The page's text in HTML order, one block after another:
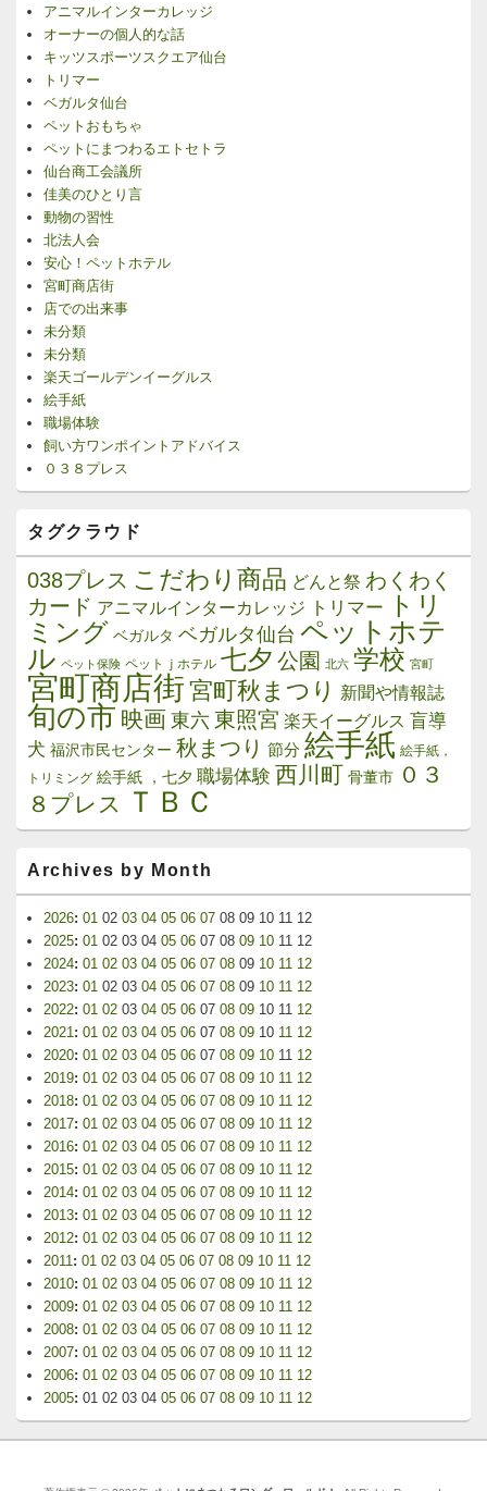
アニマルインターカレッジ
オーナーの個人的な話
キッツスポーツスクエア仙台
トリマー
ベガルタ仙台
ペットおもちゃ
ペットにまつわるエトセトラ
仙台商工会議所
佳美のひとり言
動物の習性
北法人会
安心！ペットホテル
宮町商店街
店での出来事
未分類
未分類
楽天ゴールデンイーグルス
絵手紙
職場体験
飼い方ワンポイントアドバイス
０３８プレス
タグクラウド
038プレス こだわり商品 どんと祭 わくわく
カード アニマルインターカレッジ トリマー
トリ
ミング ベガルタ ベガルタ仙台 ペットホテ
ル ペット保険 ペットｊホテル 七夕 公園 北六 学校 宮町
宮町商店街 宮町秋まつり 新聞や情報誌
旬の市 映画 東六 東照宮 楽天イーグルス 盲導
犬 福沢市民センター 秋まつり 節分 絵手紙 絵手紙，
トリミング 絵手紙 ，七夕 職場体験 西川町 骨董市 ０３
８プレス
ＴＢＣ
Archives by Month
2026: 01 02 03 04 05 06 07 08 09 10 11 12
2025: 01 02 03 04 05 06 07 08 09 10 11 12
2024: 01 02 03 04 05 06 07 08 09 10 11 12
2023: 01 02 03 04 05 06 07 08 09 10 11 12
2022: 01 02 03 04 05 06 07 08 09 10 11 12
2021 : 01 02 03 04 05 06 07 08 09 10 11 12
2020: 01 02 03 04 05 06 07 08 09 10 11 12
2019: 01 02 03 04 05 06 07 08 09 10 11 12
2018: 01 02 03 04 05 06 07 08 09 10 11 12
2017: 01 02 03 04 05 06 07 08 09 10 11 12
2016: 01 02 03 04 05 06 07 08 09 10 11 12
2015: 01 02 03 04 05 06 07 08 09 10 11 12
2014: 01 02 03 04 05 06 07 08 09 10 11 12
2013: 01 02 03 04 05 06 07 08 09 10 11 12
2012: 01 02 03 04 05 06 07 08 09 10 11 12
2011 : 01 02 03 04 05 06 07 08 09 10 11 12
2010: 01 02 03 04 05 06 07 08 09 10 11 12
2009: 01 02 03 04 05 06 07 08 09 10 11 12
2008: 01 02 03 04 05 06 07 08 09 10 11 12
2007: 01 02 03 04 05 06 07 08 09 10 11 12
2006: 01 02 03 04 05 06 07 08 09 10 11 12
2005: 01 02 03 04 05 06 07 08 09 10 11 12